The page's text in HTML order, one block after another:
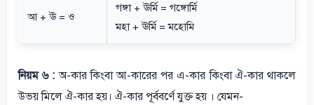
আ + ঊ = ও
গঙ্গা + ঊর্মি = গঙ্গোর্মি
মহা + ঊর্মি = মহোমি
নিয়ম ৬ : অ-কার কিংবা আ-কারের পর এ-কার কিংবা ঐ-কার থাকলে
উভয় মিলে ঐ-কার হয়। ঐ-কার পূর্ববর্ণে যুক্ত হয় । যেমন-